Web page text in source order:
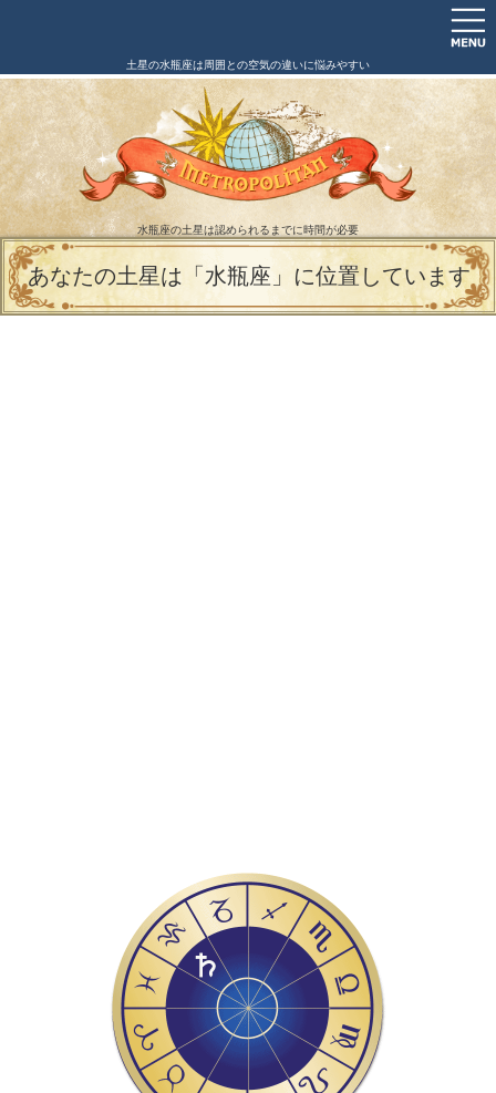
土星の水瓶座は周囲との空気の違いに悩みやすい
水瓶座の土星は認められるまでに時間が必要
あなたの土星は「水瓶座」に位置しています